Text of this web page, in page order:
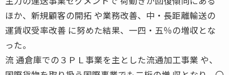
ほか、新規顧客の開拓 や業務改善、中・長距離輸送の
運賃収受率改善 に努めた結果、一四・五％の増収とな
った。
流 通倉庫での３ＰＬ事業を主とした流通加工事業 や、